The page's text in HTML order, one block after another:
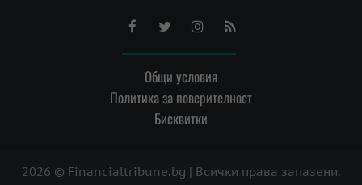
FacebookTwitterInstagram
RSS
Общи условия
Политика за поверителност
Бисквитки
2026 © Financialtribune.bg | Всички права запазени.